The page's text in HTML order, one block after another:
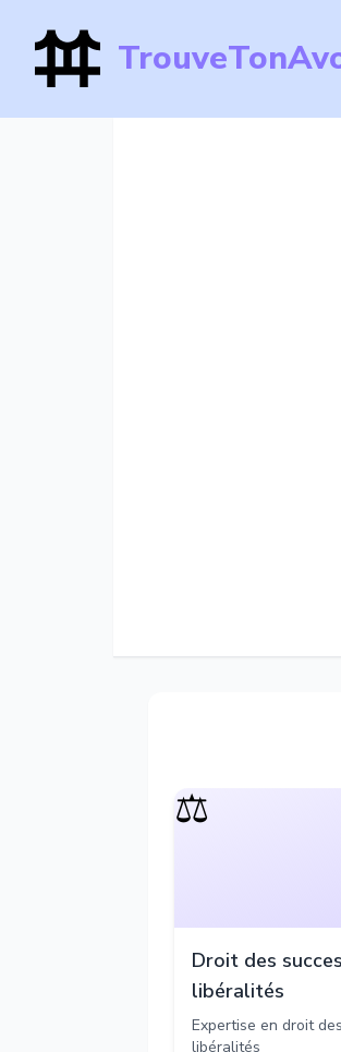
⚖️
Droit des
libéralités
Expertise en droit
libéralités